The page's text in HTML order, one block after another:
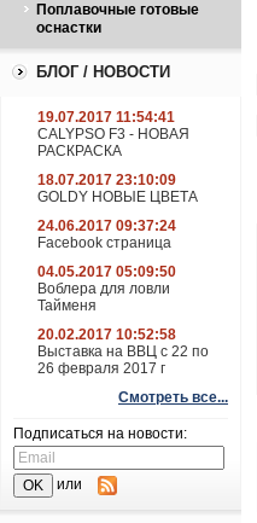
Поплавочные готовые
оснастки
БЛОГ / НОВОСТИ
19.07.2017 11:54:41
CALYPSO F3 - НОВАЯ
РАСКРАСКА
18.07.2017 23:10:09
GOLDY НОВЫЕ ЦВЕТА
24.06.2017 09:37:24
Facebook страница
04.05.2017 05:09:50
Воблера для ловли
Тайменя
20.02.2017 10:52:58
Выставка на ВВЦ с 22 по
26 февраля 2017 г
Смотреть все...
Подписаться на новости:
или